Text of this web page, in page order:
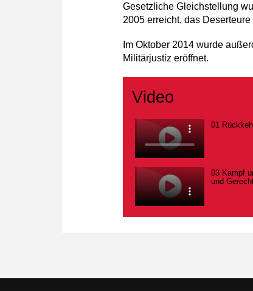
Gesetzliche Gleichstellung
2005 erreicht, das
Im Oktober 2014 wurde
Militärjustiz eröffnet.
Video
01
03 Kampf
und